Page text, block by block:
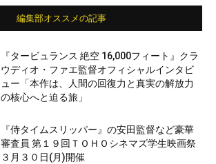
編集部オススメの記事
『タービュランス 絶空 16,000フィート』クラ
ウディオ・ファエ監督オフィシャルインタビ
ュー「本作は、人間の回復力と真実の解放力
の核心へと迫る旅」
『侍タイムスリッパー』の安田監督など豪華
審査員 第１９回ＴＯＨＯシネマズ学生映画祭
３月３０日(月)開催